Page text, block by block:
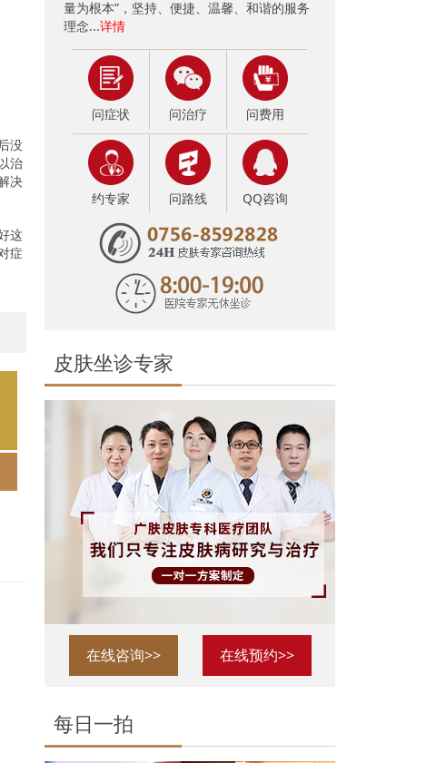
没
治
决
这
症
量为根本”，坚持、便捷、温馨、和谐的服务
理念...详情
问症状 问治疗 问费用
约专家 问路线 QQ咨询
皮肤坐诊专家
在线咨询>> 在线预约>>
每日一拍